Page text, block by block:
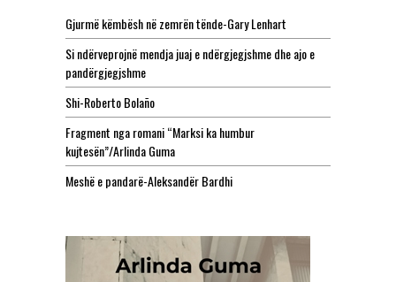
Gjurmë këmbësh në zemrën tënde-Gary Lenhart
Si ndërveprojnë mendja juaj e ndërgjegjshme dhe ajo e
pandërgjegjshme
Shi-Roberto Bolaño
Fragment nga romani “Marksi ka humbur
kujtesën”/Arlinda Guma
Meshë e pandarë-Aleksandër Bardhi